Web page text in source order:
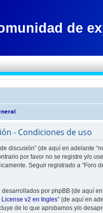
- Condiciones de uso
discusión” (de aquí en adelante
por favor no se registre y/o
Seguir registrado a “Foro
por phpBB (de aquí en
v2 en Ingles” (de aquí en
de lo que aprobamos y/o